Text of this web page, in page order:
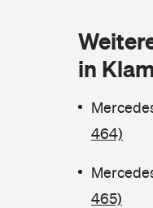
in
464)
465)